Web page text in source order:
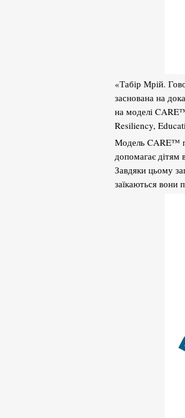
«Табір Мрій.
заснована на
на моделі
Resiliency,
Модель CARE™
допомагає дітям
Завдяки цьому
заїкаються вони